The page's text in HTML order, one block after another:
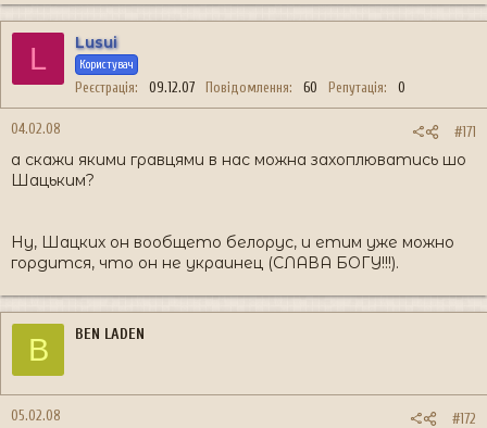
L Lusui
Користувач
Реєстрація 09.12.07 Повідомлення 60 Репутація 0
04.02.08 #171
а скажи якими гравцями в нас можна захоплюватись шо
Шацьким?
Ну, Шацких он вообщето белорус, и етим уже можно
гордится, что он не украинец (СЛАВА БОГУ!!!).
B BEN LADEN
05.02.08 #172